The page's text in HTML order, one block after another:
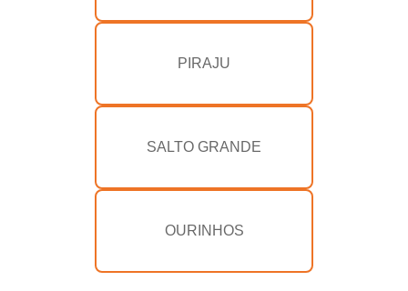
PIRAJU
SALTO GRANDE
OURINHOS